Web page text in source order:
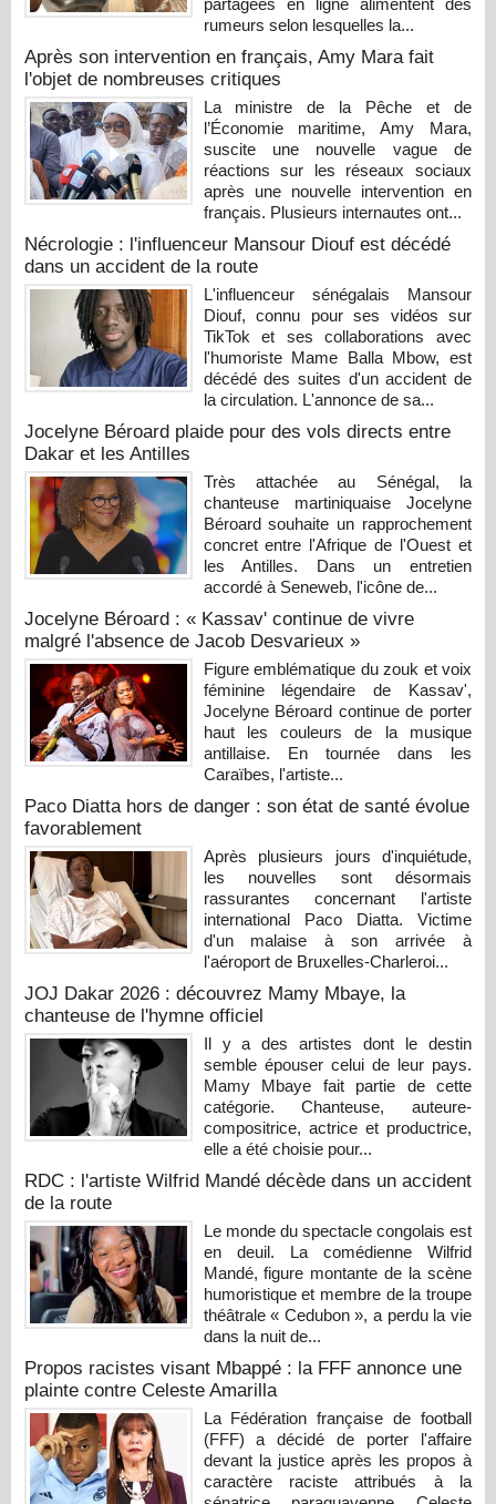
partagées en ligne alimentent des
rumeurs selon lesquelles la...
Après son intervention en français, Amy Mara fait
l'objet de nombreuses critiques
La ministre de la Pêche et de
l’Économie maritime, Amy Mara,
suscite une nouvelle vague de
réactions sur les réseaux sociaux
après une nouvelle intervention en
français. Plusieurs internautes ont...
Nécrologie : l'influenceur Mansour Diouf est décédé
dans un accident de la route
L'influenceur sénégalais Mansour
Diouf, connu pour ses vidéos sur
TikTok et ses collaborations avec
l'humoriste Mame Balla Mbow, est
décédé des suites d'un accident de
la circulation. L'annonce de sa...
Jocelyne Béroard plaide pour des vols directs entre
Dakar et les Antilles
Très attachée au Sénégal, la
chanteuse martiniquaise Jocelyne
Béroard souhaite un rapprochement
concret entre l'Afrique de l'Ouest et
les Antilles. Dans un entretien
accordé à Seneweb, l'icône de...
Jocelyne Béroard : « Kassav' continue de vivre
malgré l'absence de Jacob Desvarieux »
Figure emblématique du zouk et voix
féminine légendaire de Kassav',
Jocelyne Béroard continue de porter
haut les couleurs de la musique
antillaise. En tournée dans les
Caraïbes, l'artiste...
Paco Diatta hors de danger : son état de santé évolue
favorablement
Après plusieurs jours d'inquiétude,
les nouvelles sont désormais
rassurantes concernant l'artiste
international Paco Diatta. Victime
d'un malaise à son arrivée à
l'aéroport de Bruxelles-Charleroi...
JOJ Dakar 2026 : découvrez Mamy Mbaye, la
chanteuse de l'hymne officiel
Il y a des artistes dont le destin
semble épouser celui de leur pays.
Mamy Mbaye fait partie de cette
catégorie. Chanteuse, auteure-
compositrice, actrice et productrice,
elle a été choisie pour...
RDC : l'artiste Wilfrid Mandé décède dans un accident
de la route
Le monde du spectacle congolais est
en deuil. La comédienne Wilfrid
Mandé, figure montante de la scène
humoristique et membre de la troupe
théâtrale « Cedubon », a perdu la vie
dans la nuit de...
Propos racistes visant Mbappé : la FFF annonce une
plainte contre Celeste Amarilla
La Fédération française de football
(FFF) a décidé de porter l'affaire
devant la justice après les propos à
caractère raciste attribués à la